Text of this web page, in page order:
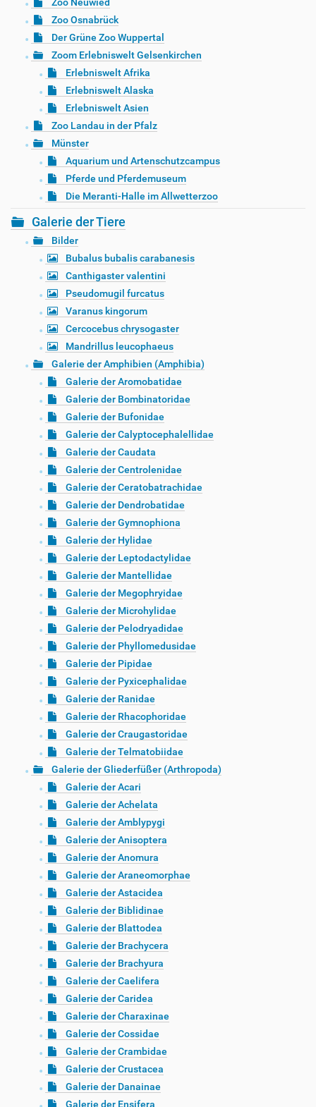
Zoo Neuwied
Zoo Osnabrück
Der Grüne Zoo Wuppertal
Zoom Erlebniswelt Gelsenkirchen
Erlebniswelt Afrika
Erlebniswelt Alaska
Erlebniswelt Asien
Zoo Landau in der Pfalz
Münster
Aquarium und Artenschutzcampus
Pferde und Pferdemuseum
Die Meranti-Halle im Allwetterzoo
Galerie der Tiere
Bilder
Bubalus bubalis carabanesis
Canthigaster valentini
Pseudomugil furcatus
Varanus kingorum
Cercocebus chrysogaster
Mandrillus leucophaeus
Galerie der Amphibien (Amphibia)
Galerie der Aromobatidae
Galerie der Bombinatoridae
Galerie der Bufonidae
Galerie der Calyptocephalellidae
Galerie der Caudata
Galerie der Centrolenidae
Galerie der Ceratobatrachidae
Galerie der Dendrobatidae
Galerie der Gymnophiona
Galerie der Hylidae
Galerie der Leptodactylidae
Galerie der Mantellidae
Galerie der Megophryidae
Galerie der Microhylidae
Galerie der Pelodryadidae
Galerie der Phyllomedusidae
Galerie der Pipidae
Galerie der Pyxicephalidae
Galerie der Ranidae
Galerie der Rhacophoridae
Galerie der Craugastoridae
Galerie der Telmatobiidae
Galerie der Gliederfüßer (Arthropoda)
Galerie der Acari
Galerie der Achelata
Galerie der Amblypygi
Galerie der Anisoptera
Galerie der Anomura
Galerie der Araneomorphae
Galerie der Astacidea
Galerie der Biblidinae
Galerie der Blattodea
Galerie der Brachycera
Galerie der Brachyura
Galerie der Caelifera
Galerie der Caridea
Galerie der Charaxinae
Galerie der Cossidae
Galerie der Crambidae
Galerie der Crustacea
Galerie der Danainae
Galerie der Ensifera